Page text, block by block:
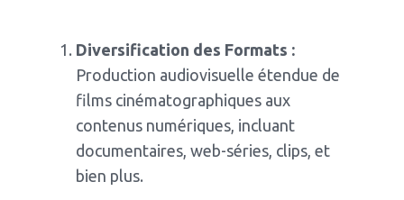
Diversification des Formats :
Production audiovisuelle étendue de
films cinématographiques aux
contenus numériques, incluant
documentaires, web-séries, clips, et
bien plus.